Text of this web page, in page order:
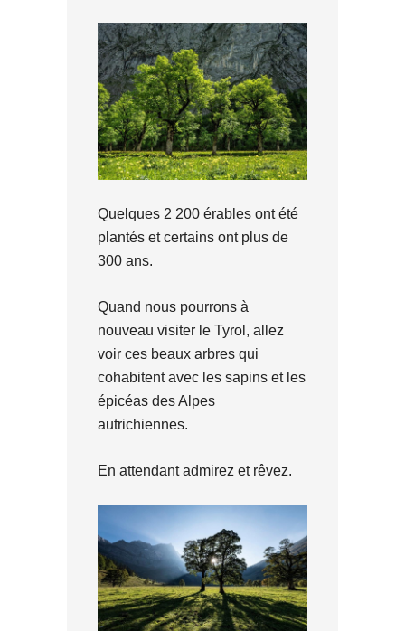
Quelques 2 200 érables ont été
plantés et certains ont plus de
300 ans.
Quand nous pourrons à
nouveau visiter le Tyrol, allez
voir ces beaux arbres qui
cohabitent avec les sapins et les
épicéas des Alpes
autrichiennes.
En attendant admirez et rêvez.